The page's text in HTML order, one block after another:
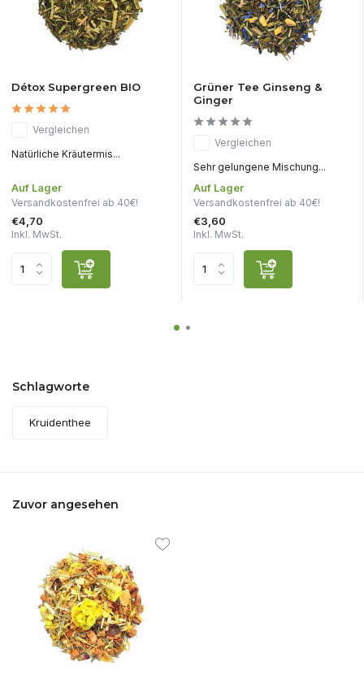
Détox Supergreen BIO
Vergleichen
Natürliche Kräutermis...
Auf Lager
Versandkostenfrei ab 40€!
€4,70
Inkl. MwSt.
Grüner Tee Ginseng &
Ginger
Vergleichen
Sehr gelungene Mischung...
Auf Lager
Versandkostenfrei ab 40€!
€3,60
Inkl. MwSt.
Schlagworte
Kruidenthee
Zuvor angesehen